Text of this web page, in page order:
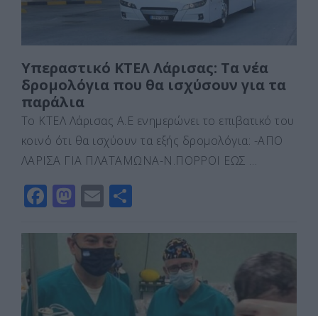
Υπεραστικό ΚΤΕΛ Λάρισας: Τα νέα
δρομολόγια που θα ισχύσουν για τα
παράλια
Το ΚΤΕΛ Λάρισας Α.Ε ενημερώνει το επιβατικό του
κοινό ότι θα ισχύουν τα εξής δρομολόγια: -ΑΠΟ
ΛΑΡΙΣΑ ΓΙΑ ΠΛΑΤΑΜΩΝΑ-Ν.ΠΟΡΡΟΙ ΕΩΣ …
F
c
e
o
M
st
o
d
o
E
ai
l
ρ
α
σ
τε